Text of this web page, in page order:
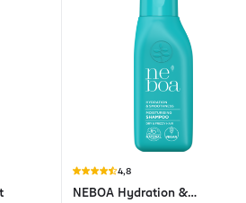
4,8
NEBOA Hydration &